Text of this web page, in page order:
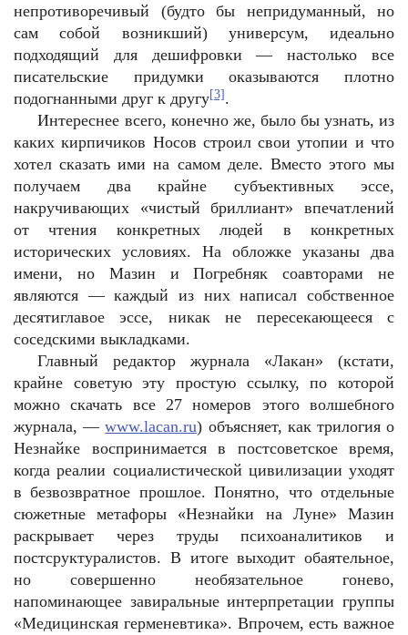
непротиворечивый (будто бы непридуманный, но
сам собой возникший) универсум, идеально
подходящий для дешифровки — настолько все
писательские придумки оказываются плотно
подогнанными друг к другу[3].
Интереснее всего, конечно же, было бы узнать, из
каких кирпичиков Носов строил свои утопии и что
хотел сказать ими на самом деле. Вместо этого мы
получаем два крайне субъективных эссе,
накручивающих «чистый бриллиант» впечатлений
от чтения конкретных людей в конкретных
исторических условиях. На обложке указаны два
имени, но Мазин и Погребняк соавторами не
являются — каждый из них написал собственное
десятиглавое эссе, никак не пересекающееся с
соседскими выкладками.
Главный редактор журнала «Лакан» (кстати,
крайне советую эту простую ссылку, по которой
можно скачать все 27 номеров этого волшебного
журнала, —www.lacan.ru) объясняет, как трилогия о
Незнайке воспринимается в постсоветское время,
когда реалии социалистической цивилизации уходят
в безвозвратное прошлое. Понятно, что отдельные
сюжетные метафоры «Незнайки на Луне» Мазин
раскрывает через труды психоаналитиков и
постсруктуралистов. В итоге выходит обаятельное,
но совершенно необязательное гонево,
напоминающее завиральные интерпретации группы
«Медицинская герменевтика». Впрочем, есть важное